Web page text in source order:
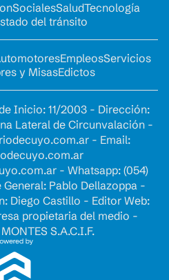
SocialesSaludTecnología
del tránsito
EmpleosServicios
y MisasEdictos
Inicio: 11/2003 - Dirección:
Lateral de Circunvalación -
- Email:
- Whatsapp: (054)
Pablo Dellazoppa -
Diego Castillo - Editor Web:
propietaria del medio -
S.A.C.I.F.